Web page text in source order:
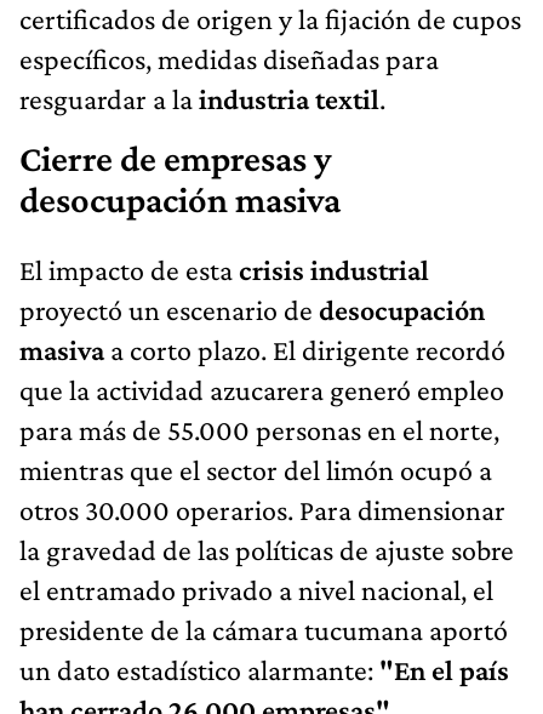
certificados de origen y la fijación de cupos
específicos, medidas diseñadas para
resguardar a laindustria textil.
Cierre de empresas y
desocupación masiva
El impacto de estacrisis industrial
proyectó un escenario de desocupación
masivaa corto plazo. El dirigente recordó
que la actividad azucarera generó empleo
para más de 55.000 personas en el norte,
mientras que el sector del limón ocupó a
otros 30.000 operarios. Para dimensionar
la gravedad de las políticas de ajuste sobre
el entramado privado a nivel nacional, el
presidente de la cámara tucumana aportó
un dato estadístico alarmante: "En el país